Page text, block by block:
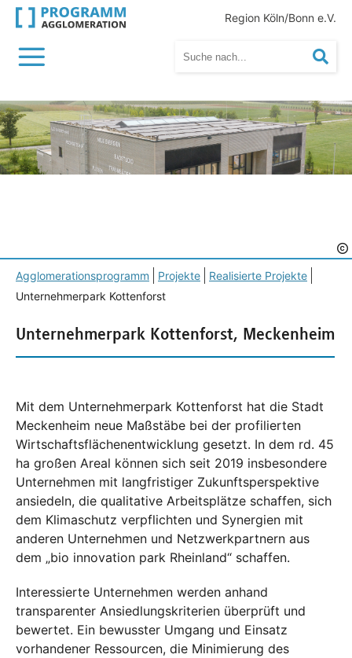
Region Köln/Bonn e.V.
Menü
Agglomerationsprogramm Projekte
Realisierte Projekte
Unternehmerpark Kottenforst
Unternehmerpark Kottenforst, Meckenheim
Mit dem Unternehmerpark Kottenforst hat die Stadt
Meckenheim neue Maßstäbe bei der profilierten
Wirtschaftsflächenentwicklung gesetzt. In dem rd. 45
ha großen Areal können sich seit 2019 insbesondere
Unternehmen mit langfristiger Zukunftsperspektive
ansiedeln, die qualitative Arbeitsplätze schaffen, sich
dem Klimaschutz verpflichten und Synergien mit
anderen Unternehmen und Netzwerkpartnern aus
dem „bio innovation park Rheinland“ schaffen.
Interessierte Unternehmen werden anhand
transparenter Ansiedlungskriterien überprüft und
bewertet. Ein bewusster Umgang und Einsatz
vorhandener Ressourcen, die Minimierung des